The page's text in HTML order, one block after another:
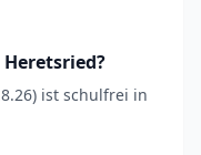
ist schulfrei in